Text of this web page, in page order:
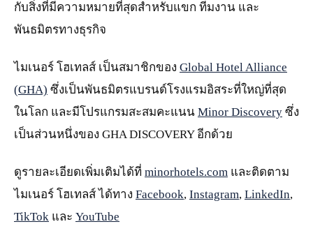
กับสิ่งที่มีความหมายที่สุดสำหรับแขก ทีมงาน และ
พันธมิตรทางธุรกิจ
ไมเนอร์ โฮเทลส์ เป็นสมาชิกของ Global Hotel Alliance
(GHA) ซึ่งเป็นพันธมิตรแบรนด์โรงแรมอิสระที่ใหญ่ที่สุด
ในโลก และมีโปรแกรมสะสมคะแนน Minor Discovery ซึ่ง
เป็นส่วนหนึ่งของ GHA DISCOVERY อีกด้วย
ดูรายละเอียดเพิ่มเติมได้ที่ minorhotels.com และติดตาม
ไมเนอร์ โฮเทลส์ ได้ทาง Facebook, Instagram, LinkedIn,
TikTok และ YouTube